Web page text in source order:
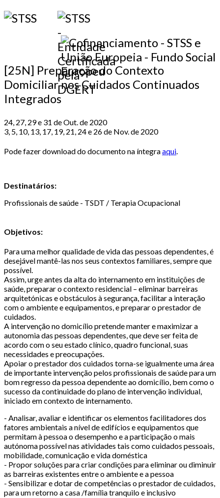
[25N] Preparação do Contexto
Domiciliar nos Cuidados Continuados
Integrados
24, 27, 29 e 31 de Out. de 2020
3, 5, 10, 13, 17, 19, 21, 24 e 26 de Nov. de 2020
Pode fazer download do documento na íntegraaqui
Destinatários:
Profissionais de saúde - TSDT / Terapia Ocupacional
Objetivos:
Para uma melhor qualidade de vida das pessoas dependentes, é
desejável mantê-las nos seus contextos familiares, sempre que
possível.
Assim, urge antes da alta do internamento em instituições de
saúde, preparar o contexto residencial – eliminar barreiras
arquitetónicas e obstáculos à segurança, facilitar a interação
com o ambiente e equipamentos, e preparar o prestador de
cuidados.
A intervenção no domicílio pretende manter e maximizar a
autonomia das pessoas dependentes, que deve ser feita de
acordo com o seu estado clínico, quadro funcional, suas
necessidades e preocupações.
Apoiar o prestador dos cuidados torna-se igualmente uma área
de importante intervenção pelos profissionais de saúde para um
bom regresso da pessoa dependente ao domicílio, bem como o
sucesso da continuidade do plano de intervenção individual,
iniciado em contexto de internamento.
- Analisar, avaliar e identificar os elementos facilitadores dos
fatores ambientais a nível de edifícios e equipamentos que
permitam à pessoa o desempenho e a participação o mais
autónoma possível nas atividades tais como cuidados pessoais,
mobilidade, comunicação e vida doméstica
- Propor soluções para criar condições para eliminar ou diminuir
as barreiras existentes entre o ambiente e a pessoa
- Sensibilizar e dotar de competências o prestador de cuidados,
para um retorno a casa /família tranquilo e inclusivo